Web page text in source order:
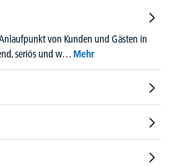
von Kunden und Gästen in
seriös und w… Mehr